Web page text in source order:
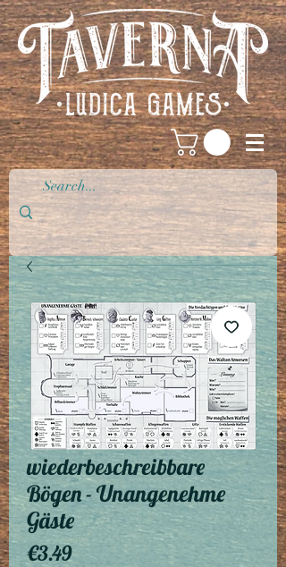
wiederbeschreibbare
Bögen - Unangenehme
Gäste
€3.49Price